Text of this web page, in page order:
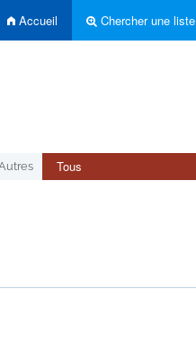
Accueil Chercher une liste
Tous